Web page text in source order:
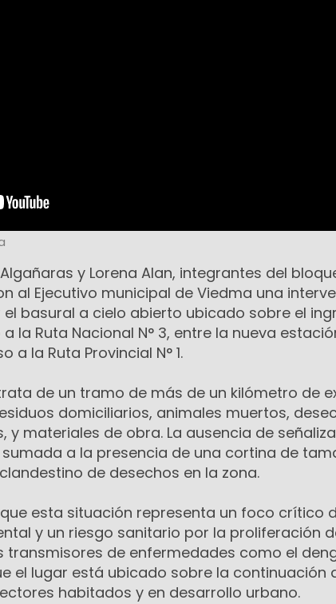
y Lorena Alan, integrantes del
al Ejecutivo municipal de Viedma una
basural a cielo abierto ubicado sobre el
la Ruta Nacional N° 3, entre la nueva
a la Ruta Provincial N° 1.
de un tramo de más de un kilómetro de
domiciliarios, animales muertos,
y materiales de obra. La ausencia de
a la presencia de una cortina de
de desechos en la zona.
esta situación representa un foco crítico
y un riesgo sanitario por la proliferación
transmisores de enfermedades como el
el lugar está ubicado sobre la continuación
habitados y en desarrollo urbano.